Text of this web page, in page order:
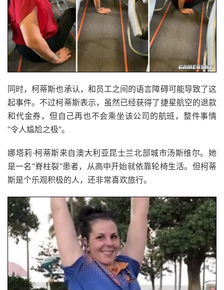
同时，柯蒂斯也承认，和员工之间的语言障碍可能导致了这
起事件。不过柯蒂斯表示，虽然已经获得了捷星航空的退款
和代金券，但自己再也不会乘坐该公司的航班，整件事情
“令人尴尬之极”。
娜塔莉·柯蒂斯来自澳大利亚昆士兰北部城市汤斯维尔。她
是一名“脊柱裂”患者，从高中开始就依靠轮椅生活。但柯蒂
斯是个乐观积极的人，还非常喜欢旅行。